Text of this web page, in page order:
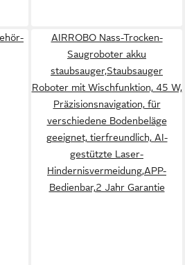
AIRROBO Nass-Trocken-
Saugroboter akku
staubsauger,Staubsauger
Roboter mit Wischfunktion, 45 W,
Präzisionsnavigation, für
verschiedene Bodenbeläge
geeignet, tierfreundlich, AI-
gestützte Laser-
Hindernisvermeidung,APP-
Bedienbar,2 Jahr Garantie